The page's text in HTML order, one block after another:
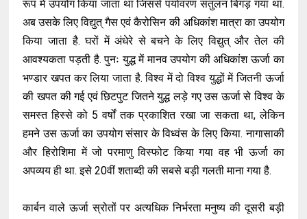
रूप में उपयोग किया जाता था जिससे पर्यावरण संतुलन बिगड़ गया था.
अब उसके लिए विद्युत् गैस एवं कैरोसिन की अधिकांश मात्रा का उपयोग
किया जाता है. घरों में अंधेरे से बचने के लिए विद्युत् और तेल की
आवश्यकता पड़ती है. पुनः युद्ध में मानव उपयोग की अधिकांश ऊर्जा का
भण्डार खपत कर लिया जाता है. विश्व में दो विश्व युद्धों में जितनी ऊर्जा
की खपत की गई एवं छिटपुट जितने युद्ध लड़े गए उस ऊर्जा से विश्व के
समस्त हिस्से को 5 वर्षों तक प्रकाशित रखा जा सकता था, लेकिन
हमने उस ऊर्जा का उपयोग संसार के विध्वंस के लिए किया. नागासाकी
और हिरोशिमा में जो परमाणु विस्फोट किया गया वह भी ऊर्जा का
अपव्यय ही था. इसे 20वीं शताब्दी की सबसे बड़ी गलती माना गया है.
कार्बन वाले ऊर्जा स्रोतों पर अत्यधिक निर्भरता मनुष्य की दूसरी बड़ी